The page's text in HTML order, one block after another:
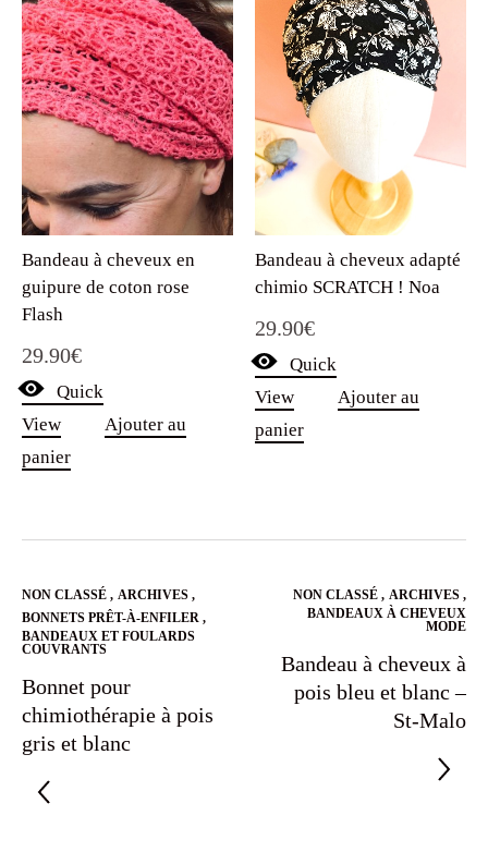
Bandeau à cheveux en
guipure de coton rose
Flash
29.90€
Quick
View
Ajouter au
panier
Bandeau à cheveux adapté
chimio SCRATCH ! Noa
29.90€
Quick
View
Ajouter au
panier
NON CLASSÉ , ARCHIVES ,
BONNETS PRÊT-À-ENFILER ,
BANDEAUX ET FOULARDS
COUVRANTS
Bonnet pour
chimiothérapie à pois
gris et blanc
NON CLASSÉ , ARCHIVES ,
BANDEAUX À CHEVEUX
MODE
Bandeau à cheveux à
pois bleu et blanc –
St-Malo